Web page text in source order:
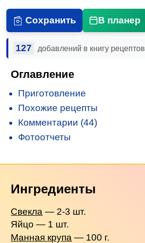
Сохранить В планер
127 добавлений в книгу рецептов
Оглавление
Приготовление
Похожие рецепты
Комментарии (44)
Фотоотчеты
Ингредиенты
Свекла — 2-3 шт.
Яйцо — 1 шт.
Манная крупа — 100 г.